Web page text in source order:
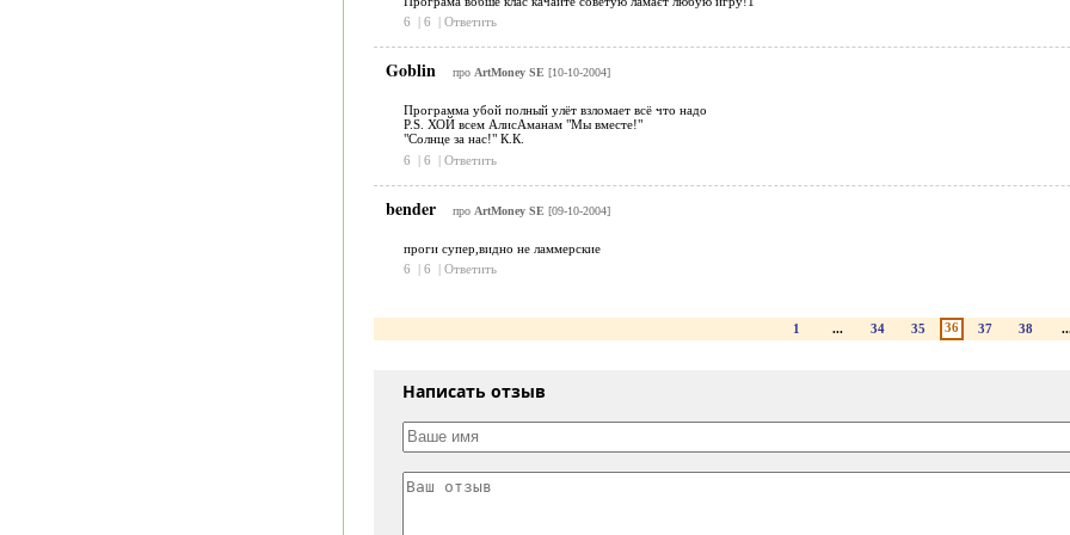
6
| 6 | Ответить
Goblin про ArtMoney SE [10-10-2004]
Программа убой полный улёт взломает всё что надо
P.S. ХОЙ всем АлисАманам "Мы вместе!"
"Солнце за нас!" К.К.
6
| 6 | Ответить
bender про ArtMoney SE [09-10-2004]
проги супер,видно не ламмерские
6
| 6 | Ответить
1 ... 34 35 36 37 38
Написать отзыв